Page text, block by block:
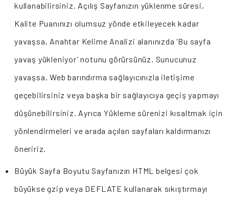
kullanabilirsiniz. Açılış Sayfanızın yüklenme süresi,
Kalite Puanınızı olumsuz yönde etkileyecek kadar
yavaşsa, Anahtar Kelime Analizi alanınızda ‘Bu sayfa
yavaş yükleniyor’ notunu görürsünüz. Sunucunuz
yavaşsa, Web barındırma sağlayıcınızla iletişime
geçebilirsiniz veya başka bir sağlayıcıya geçiş yapmayı
düşünebilirsiniz. Ayrıca Yükleme sürenizi kısaltmak için
yönlendirmeleri ve arada açılan sayfaları kaldırmanızı
öneririz.
Büyük Sayfa Boyutu Sayfanızın HTML belgesi çok
büyükse gzip veya DEFLATE kullanarak sıkıştırmayı